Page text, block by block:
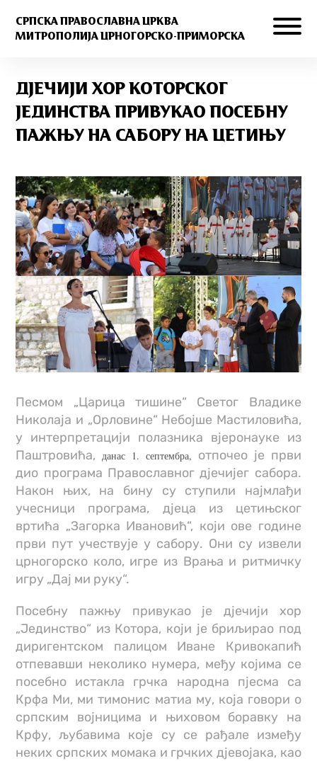
СРПСКА ПРАВОСЛАВНА ЦРКВА
МИТРОПОЛИЈА ЦРНОГОРСКО-ПРИМОРСКА
ДЈЕЧИЈИ ХОР КОТОРСКОГ
ЈЕДИНСТВА ПРИВУКАО ПОСЕБНУ
ПАЖЊУ НА САБОРУ НА ЦЕТИЊУ
Песмом „Царица тишине“ Светог Владике
Николаја и „Орловине“ Небојше Мастиловића,
у интерпретацији полазника вјеронауке из
Паштровића,данас 1. септембра, отпочео је први
дио програма Православног дјечијег сабора.
Након њих, на бину су ступили најмлађи
учесници програма, дјеца из цетињског
вртића „Загорка Ивановић“, који ове године
први пут учествује у сабору. Они су извели
црногорско коло, игре из Врања и ритмичку
игру „Дај ми руку“.
Посебну пажњу привукао је дјечији хор
„Јединство“ из Котора, који је бриљирао под
диригентском палицом Иване Кривокапић
отпевавши неколико нумера, међу којима се
посебно истакла грчка народна пјесма са
Крфа Ми, ми тимонис матиа му, која говори о
српским војницима и њиховом боравку на
Крфу, љубавима које су се рађале између
неких српских момака и грчких дјевојака, као